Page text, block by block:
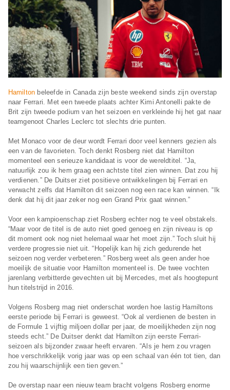
Hamilton beleefde in Canada zijn beste weekend sinds zijn overstap
naar Ferrari. Met een tweede plaats achter Kimi Antonelli pakte de
Brit zijn tweede podium van het seizoen en verkleinde hij het gat naar
teamgenoot Charles Leclerc tot slechts drie punten.
Met Monaco voor de deur wordt Ferrari door veel kenners gezien als
een van de favorieten. Toch denkt Rosberg niet dat Hamilton
momenteel een serieuze kandidaat is voor de wereldtitel. “Ja,
natuurlijk zou ik hem graag een achtste titel zien winnen. Dat zou hij
verdienen.” De Duitser ziet positieve ontwikkelingen bij Ferrari en
verwacht zelfs dat Hamilton dit seizoen nog een race kan winnen. “Ik
denk dat hij dit jaar zeker nog een Grand Prix gaat winnen.”
Voor een kampioenschap ziet Rosberg echter nog te veel obstakels.
“Maar voor de titel is de auto niet goed genoeg en zijn niveau is op
dit moment ook nog niet helemaal waar het moet zijn.” Toch sluit hij
verdere progressie niet uit. “Hopelijk kan hij zich gedurende het
seizoen nog verder verbeteren.” Rosberg weet als geen ander hoe
moeilijk de situatie voor Hamilton momenteel is. De twee vochten
jarenlang verbitterde gevechten uit bij Mercedes, met als hoogtepunt
hun titelstrijd in 2016.
Volgens Rosberg mag niet onderschat worden hoe lastig Hamiltons
eerste periode bij Ferrari is geweest. “Ook al verdienen de besten in
de Formule 1 vijftig miljoen dollar per jaar, de moeilijkheden zijn nog
steeds echt.” De Duitser denkt dat Hamilton zijn eerste Ferrari-
seizoen als bijzonder zwaar heeft ervaren. “Als je hem zou vragen
hoe verschrikkelijk vorig jaar was op een schaal van één tot tien, dan
zou hij waarschijnlijk een tien geven.”
De overstap naar een nieuw team bracht volgens Rosberg enorme